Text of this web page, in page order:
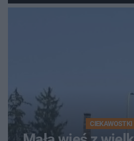
szczyt Gór
CIEKAWOSTKI